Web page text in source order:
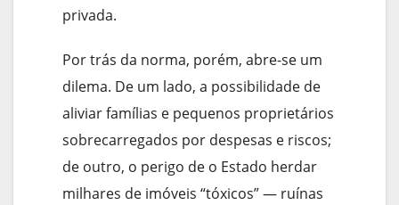
privada.
Por trás da norma, porém, abre-se um
dilema. De um lado, a possibilidade de
aliviar famílias e pequenos proprietários
sobrecarregados por despesas e riscos;
de outro, o perigo de o Estado herdar
milhares de imóveis “tóxicos” — ruínas